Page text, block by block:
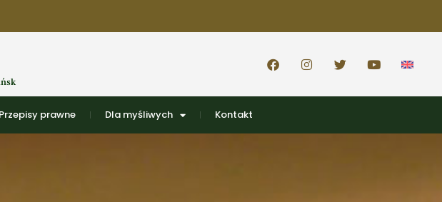
Przepisy prawne Dla myśliwych Kontakt